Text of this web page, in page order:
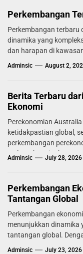
Perkembangan
Perkembangan terbaru
dinamika yang
dan harapan di
Adminsic August 2,
Berita Terbaru
Ekonomi
Perekonomian
ketidakpastian global,
perkembangan
melaporkan tingkat...
Adminsic July 28, 2026
Perkembangan
Tantangan Global
Perkembangan
menunjukkan dinamika
tantangan global.
Adminsic July 23, 2026